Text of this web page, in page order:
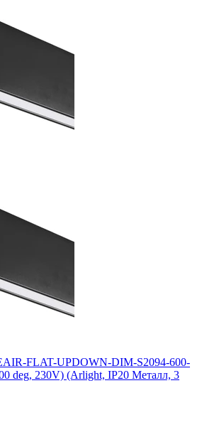
FLAT-UPDOWN-DIM-S2094-600-
deg, 230V) (Arlight, IP20 Металл, 3